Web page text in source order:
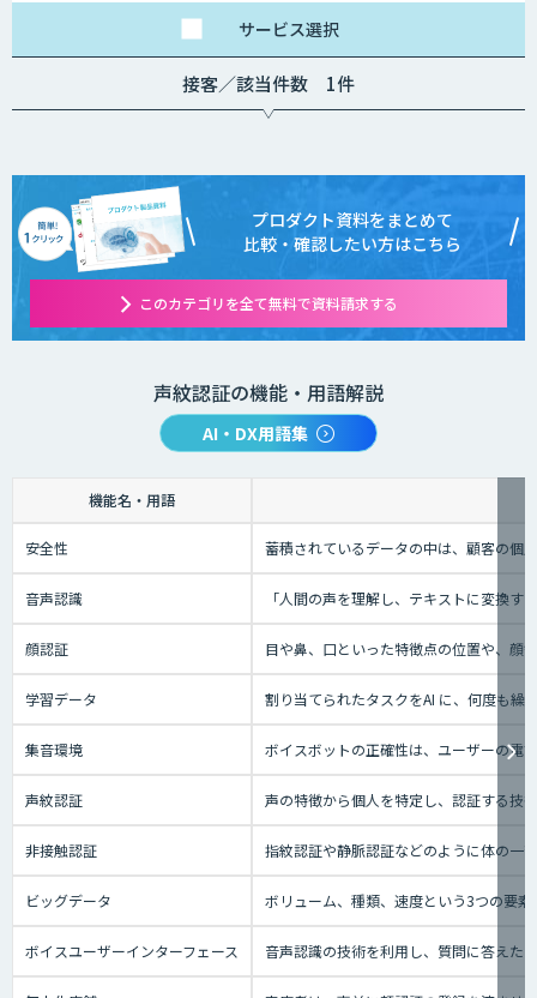
サービス選択
接客／該当件数 1件
プロダクト資料をまとめて
比較・確認したい方はこちら
このカテゴリを全て無料で資料請求する
声紋認証の機能・用語解説
AI・DX用語集
機能名・用語
安全性 蓄積されているデータの中は、顧客の個
音声認識 「人間の声を理解し、テキストに変換
顔認証 目や鼻、口といった特徴点の位置や、顔
学習データ 割り当てられたタスクをAI に、何度も繰
集音環境 ボイスボットの正確性は、ユーザーの電
声紋認証 声の特徴から個人を特定し、認証する技
非接触認証 指紋認証や静脈認証などのように体の一
ビッグデータ ボリューム、種類、速度という3つの要
ボイスユーザーインターフェース 音声認識の技術を利用し、質問に答えた